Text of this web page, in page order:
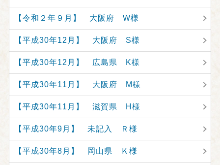
【令和２年９月】 大阪府 W様
【平成30年12月】 大阪府 S様
【平成30年12月】 広島県 K様
【平成30年11月】 大阪府 M様
【平成30年11月】 滋賀県 H様
【平成30年9月】 未記入 Ｒ様
【平成30年8月】 岡山県 Ｋ様